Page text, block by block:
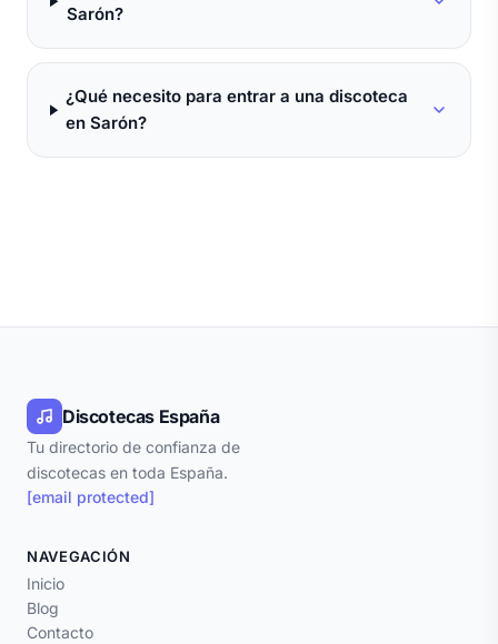
Sarón?
¿Qué necesito para entrar a una discoteca
en Sarón?
Discotecas España
Tu directorio de confianza de
discotecas en toda España.
[email protected]
NAVEGACIÓN
Inicio
Blog
Contacto